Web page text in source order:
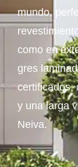
mundo,
como en
gres
certificados,
y una larga
Neiva.